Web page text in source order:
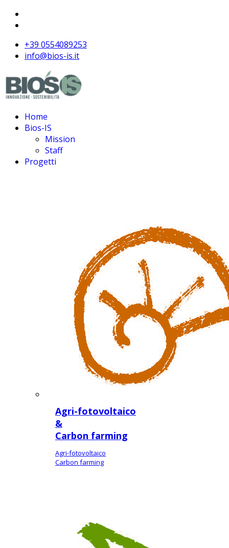
+39 0554089253
info@bios-is.it
Home
Bios-IS
Mission
Staff
Progetti
Agri-fotovoltaico
&
Carbon farming
Agri-fotovoltaico
Carbon farming